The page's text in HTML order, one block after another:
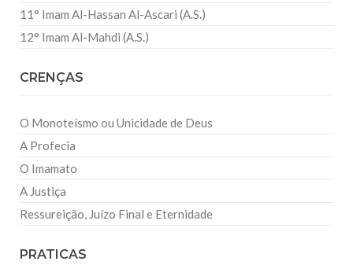
11° Imam Al-Hassan Al-Ascari (A.S.)
12° Imam Al-Mahdi (A.S.)
CRENÇAS
O Monoteísmo ou Unicidade de Deus
A Profecia
O Imamato
A Justiça
Ressureição, Juízo Final e Eternidade
PRATICAS